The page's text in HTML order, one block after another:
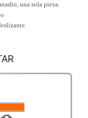
una sola pieza.